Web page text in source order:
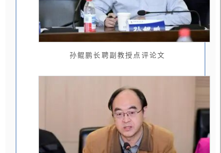
孙鲲鹏长聘副教授点评论文